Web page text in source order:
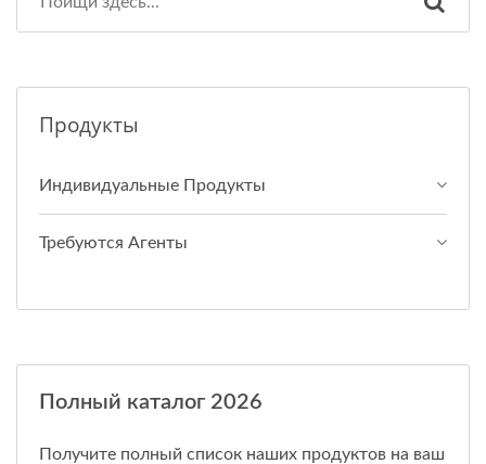
Продукты
Индивидуальные Продукты
Требуются Агенты
Полный каталог 2026
Получите полный список наших продуктов на ваш